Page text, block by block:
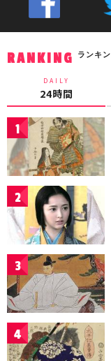
RANKING ランキ
DAILY
24時間
1
2
3
4